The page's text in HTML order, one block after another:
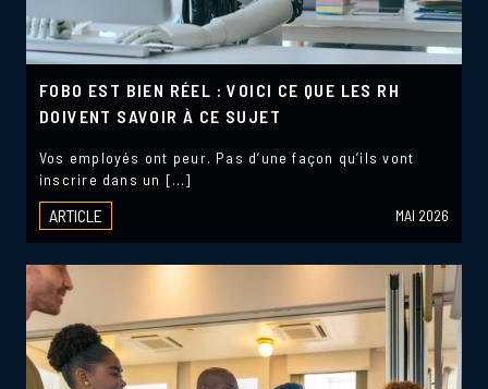
FOBO EST BIEN RÉEL : VOICI CE QUE LES RH
DOIVENT SAVOIR À CE SUJET
Vos employés ont peur. Pas d’une façon qu’ils vont
inscrire dans un […]
ARTICLE MAI 2026